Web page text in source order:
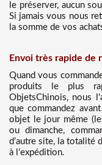
le préserver, aucun
Si jamais vous nous
la somme de vos
Envoi très rapide de
Quand vous
produits le plus
ObjetsChinois, nous
que commandez
objet le jour même
ou dimanche,
d’autre site, la totalité
à l’expédition.